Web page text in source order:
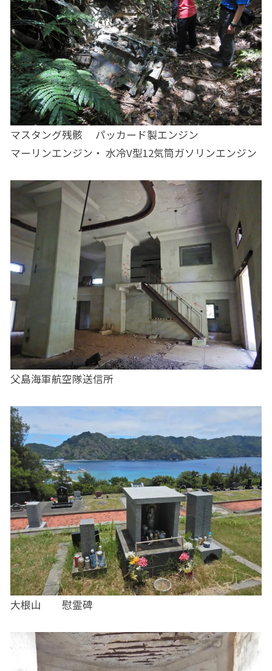
マスタング残骸 パッカード製エンジン
マーリンエンジン・ 水冷V型12気筒ガソリンエンジン
父島海軍航空隊送信所
大根山 慰霊碑